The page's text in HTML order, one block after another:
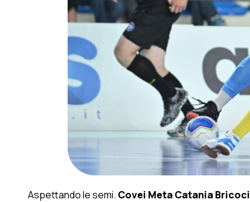
Aspettando le semi. Covei Meta Catania